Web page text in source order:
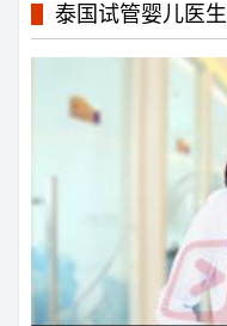
泰国试管婴儿医生